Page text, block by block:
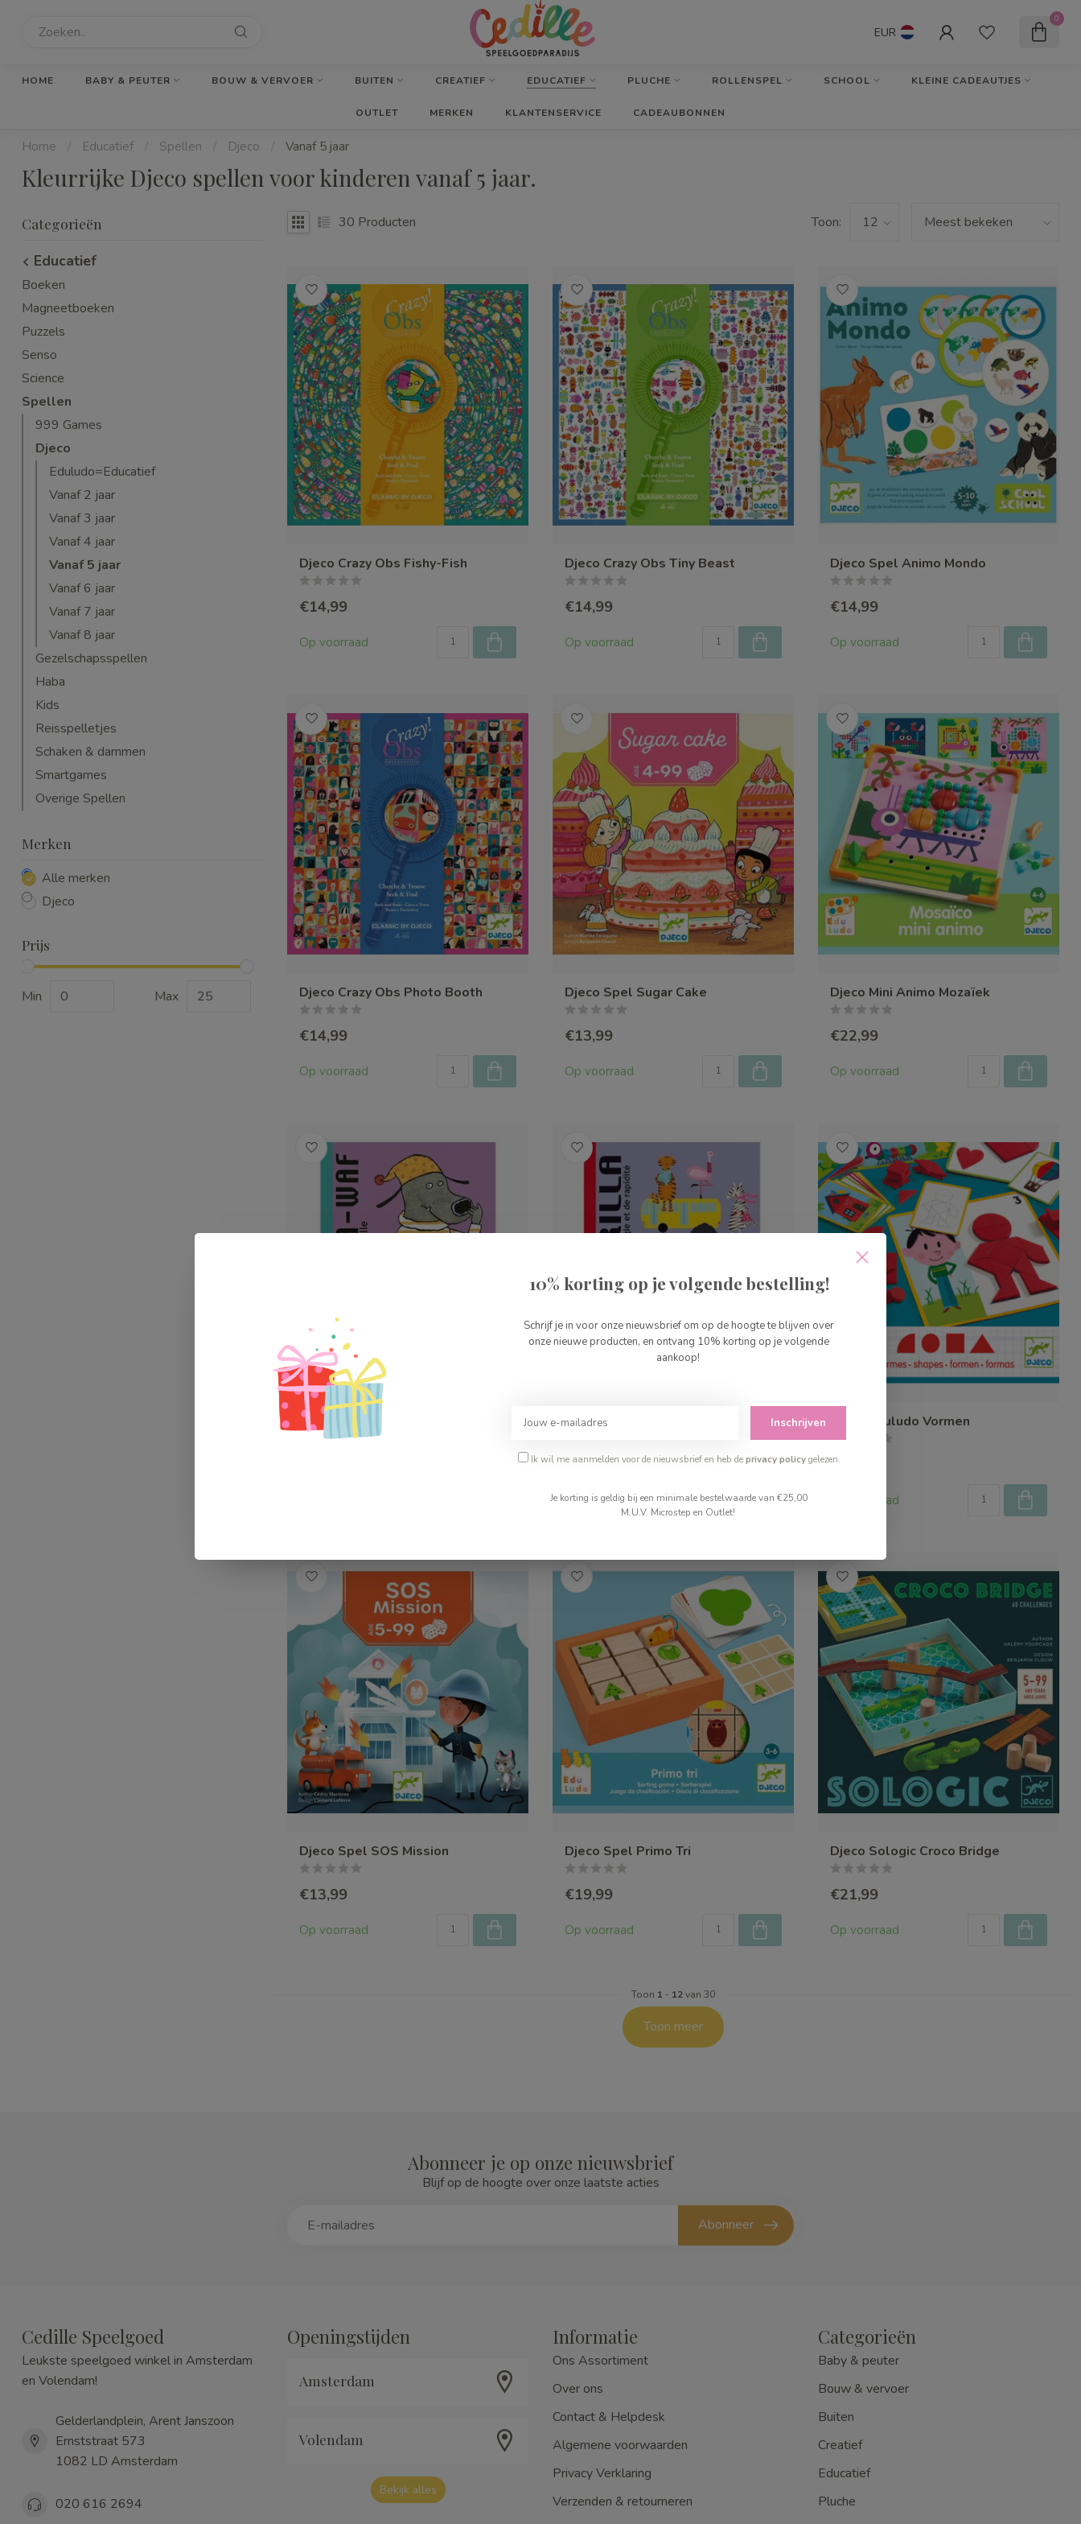
EUR
0
HOME BABY & PEUTER BOUW & VERVOER BUITEN CREATIEF EDUCATIEF PLUCHE ROLLENSPEL SCHOOL KLEINE CADEAUTJES
OUTLET MERKEN KLANTENSERVICE CADEAUBONNEN
Home / Educatief / Spellen / Djeco / Vanaf 5 jaar
Kleurrijke Djeco spellen voor kinderen vanaf 5 jaar.
Categorieën
Educatief
Boeken
Magneetboeken
Puzzels
Senso
Science
Spellen
999 Games
Djeco
Eduludo=Educatief
Vanaf 2 jaar
Vanaf 3 jaar
Vanaf 4 jaar
Vanaf 5 jaar
Vanaf 6 jaar
Vanaf 7 jaar
Vanaf 8 jaar
Gezelschapsspellen
Haba
Kids
Reisspelletjes
Schaken & dammen
Smartgames
Overige Spellen
Merken
Alle merken
Djeco
Prijs
Min Max
30 Producten Toon:
Djeco Crazy Obs Fishy-Fish
€14,99
Op voorraad
Djeco Crazy Obs Tiny Beast
€14,99
Op voorraad
Djeco Spel Animo Mondo
€14,99
Op voorraad
Djeco Crazy Obs Photo Booth
€14,99
Op voorraad
Djeco Spel Sugar Cake
€13,99
Op voorraad
Djeco Mini Animo Mozaïek
€22,99
Op voorraad
Djeco Batawaf Djeco Gorilla
€9,99
Op voorraad
Djeco Eduludo Vormen
€17,99
Op voorraad
Djeco Spel SOS Mission
€13,99
Op voorraad
Djeco Spel Primo Tri
€19,99
Op voorraad
Djeco Sologic Croco Bridge
€21,99
Op voorraad
Toon 1 - 12van 30
Toon meer
Abonneer je op onze nieuwsbrief
Blijf op de hoogte over onze laatste acties
Abonneer
Cedille Speelgoed
Leukste speelgoed winkel in Amsterdam
en Volendam!
Gelderlandplein, Arent Janszoon
Ernststraat 573
1082 LD Amsterdam
020 616 2694
Openingstijden
Amsterdam
Volendam
Bekijk alles
Informatie
Ons Assortiment
Over ons
Contact & Helpdesk
Algemene voorwaarden
Privacy Verklaring
Verzenden & retourneren
Categorieën
Baby & peuter
Bouw & vervoer
Buiten
Creatief
Educatief
Pluche
10% korting op je volgende bestelling!
Schrijf je in voor onze nieuwsbrief om op de hoogte te blijven over
onze nieuwe producten, en ontvang 10% korting op je volgende
aankoop!
Inschrijven
Ik wil me aanmelden voor de nieuwsbrief en heb deprivacy policygelezen.
Je korting is geldig bij een minimale bestelwaarde van €25,00
M.U.V. Microstep en Outlet!